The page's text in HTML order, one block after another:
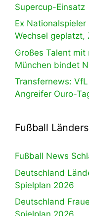
Supercup-Einsatz
Ex
Wechsel
Großes Talent mit
München bindet
Transfernews:
Angreifer Ouro-
Fußball
Fußball News
Deutschland
Spielplan 2026
Deutschland